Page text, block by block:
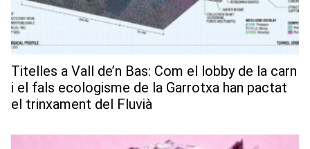
Titelles a Vall de’n Bas: Com el lobby de la carn
i el fals ecologisme de la Garrotxa han pactat
el trinxament del Fluvià